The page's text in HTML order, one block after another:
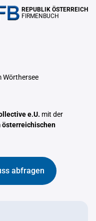
REPUBLIK ÖSTERREICH
FIRMENBUCH
Wörthersee
e.U. mit der
österreichischen
abfragen